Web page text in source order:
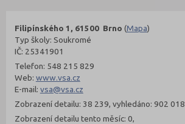
Filipínského 1, 61500 Brno (Mapa)
Typ školy: Soukromé
IČ: 25341901
Telefon: 548 215 829
Web: www.vsa.cz
E-mail: vsa@vsa.cz
Zobrazení detailu: 38 239, vyhledáno: 902 018
Zobrazení detailu tento měsíc: 0,